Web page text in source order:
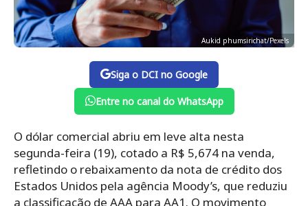
Aukid phumsirichat/Pexels
Siga o DCI no Google
Entre no canal do WhatsApp
O dólar comercial abriu em leve alta nesta
segunda-feira (19), cotado a R$ 5,674 na venda,
refletindo o rebaixamento da nota de crédito dos
Estados Unidos pela agência Moody’s, que reduziu
a classificação de AAA para AA1. O movimento